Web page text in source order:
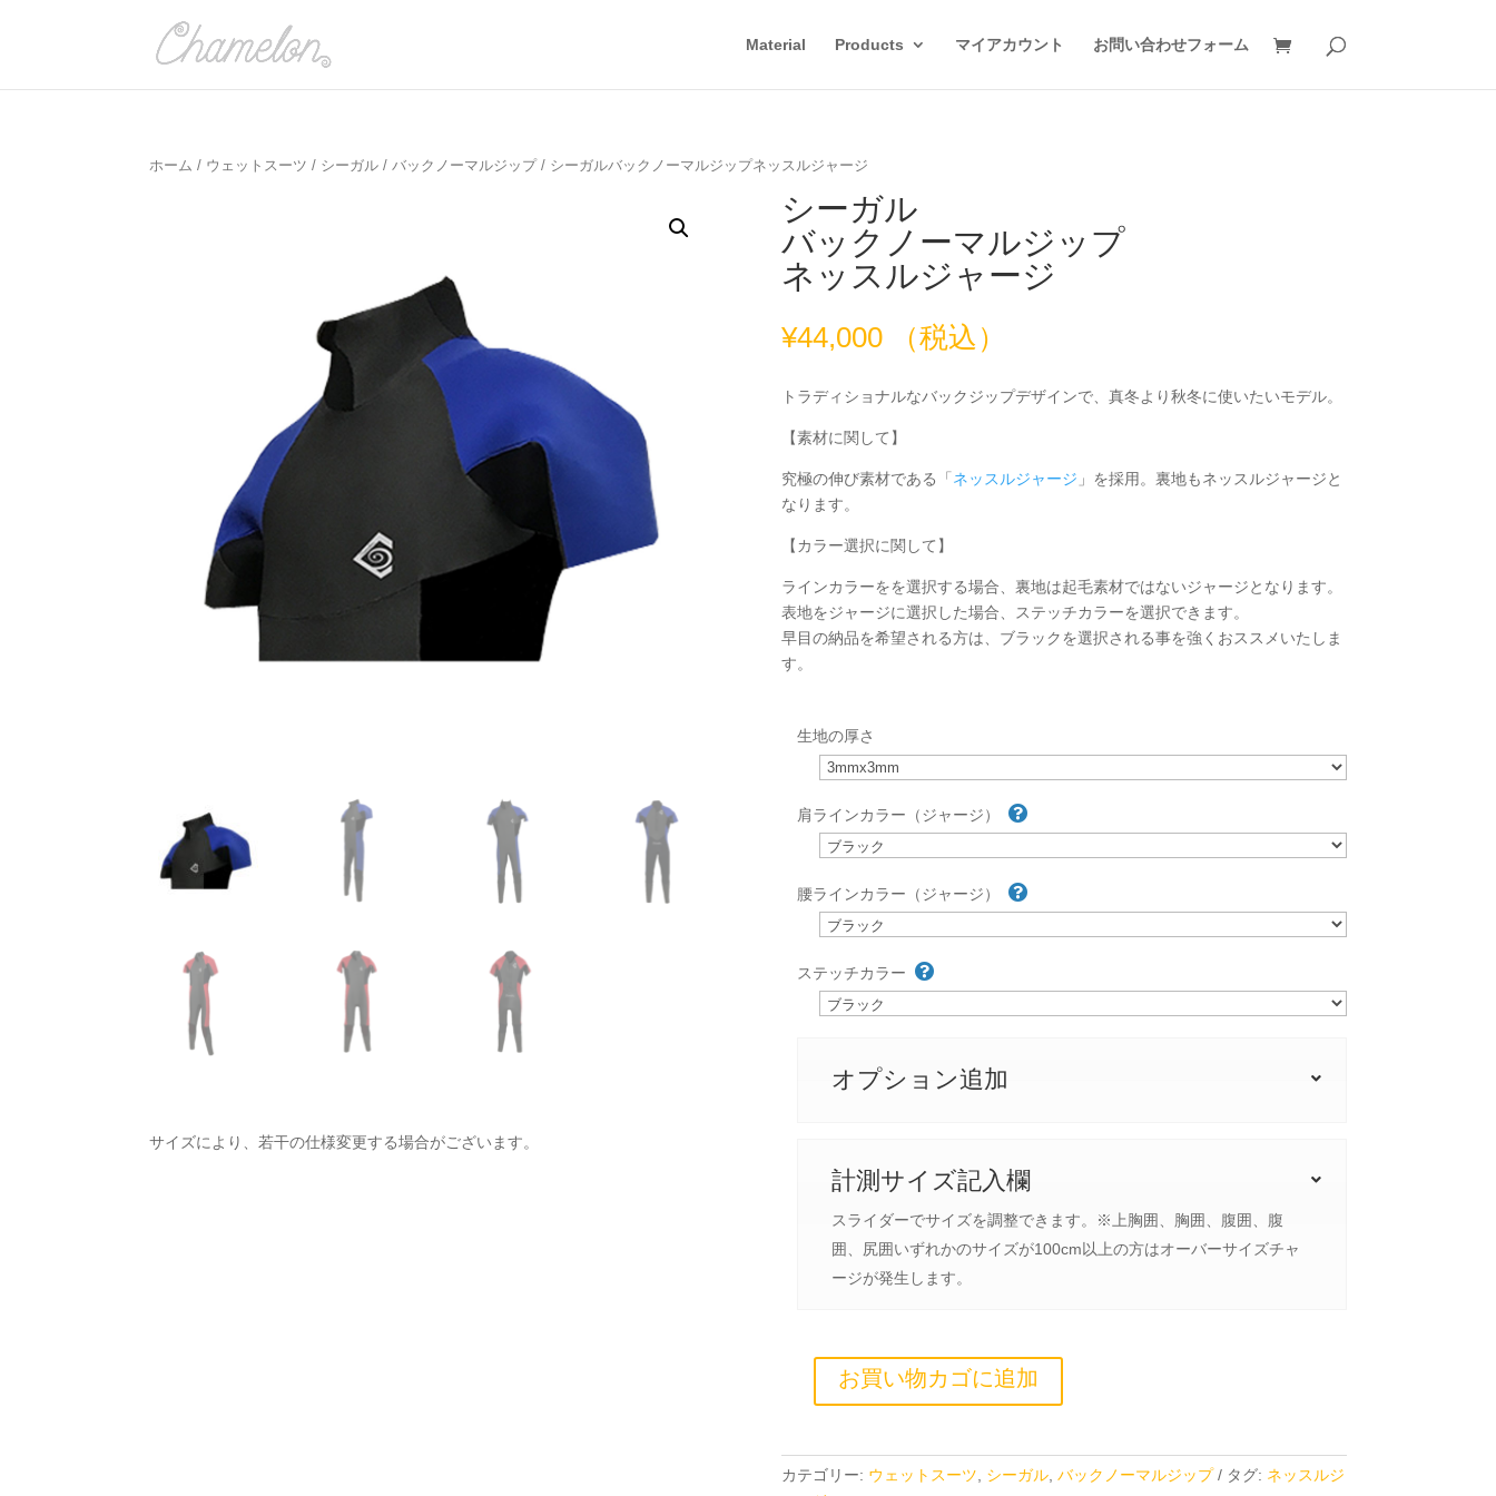
Material Products マイアカウント お問い合わせフォーム
ホーム / ウェットスーツ / シーガル /バックノーマルジップ/ シーガルバックノーマルジップネッスルジャージ
サイズにより、若干の仕様変更する場合がございます。
シーガル
バックノーマルジップ
ネッスルジャージ
¥44,000 （税込）
トラディショナルなバックジップデザインで、真冬より秋冬に使いたいモデル。
【素材に関して】
究極の伸び素材である「 ネッスルジャージ 」を採用。裏地もネッスルジャージと
なります。
【カラー選択に関して】
ラインカラーをを選択する場合、裏地は起毛素材ではないジャージとなります。
表地をジャージに選択した場合、ステッチカラーを選択できます。
早目の納品を希望される方は、ブラックを選択される事を強くおススメいたしま
す。
生地の厚さ
肩ラインカラー（ジャージ）
腰ラインカラー（ジャージ）
ステッチカラー
オプション追加
計測サイズ記入欄
スライダーでサイズを調整できます。※上胸囲、胸囲、腹囲、腹
囲、尻囲いずれかのサイズが100cm以上の方はオーバーサイズチャ
ージが発生します。
お買い物カゴに追加
カテゴリー: ウェットスーツ シーガル, バックノーマルジップ タグ: ネッスルジ